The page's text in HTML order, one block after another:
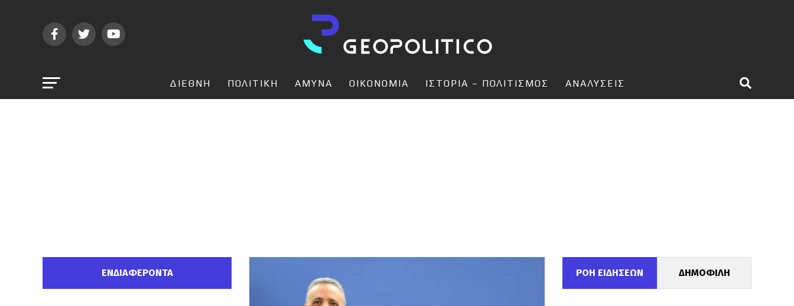
ΔΙΕΘΝΗ ΠΟΛΙΤΙΚΗ ΑΜΥΝΑ ΟΙΚΟΝΟΜΙΑ ΙΣΤΟΡΙΑ – ΠΟΛΙΤΙΣΜΟΣ ΑΝΑΛΥΣΕΙΣ
ΕΝΔΙΑΦΕΡΟΝΤΑ ΡΟΗ ΕΙΔΗΣΕΩΝ ΔΗΜΟΦΙΛΗ